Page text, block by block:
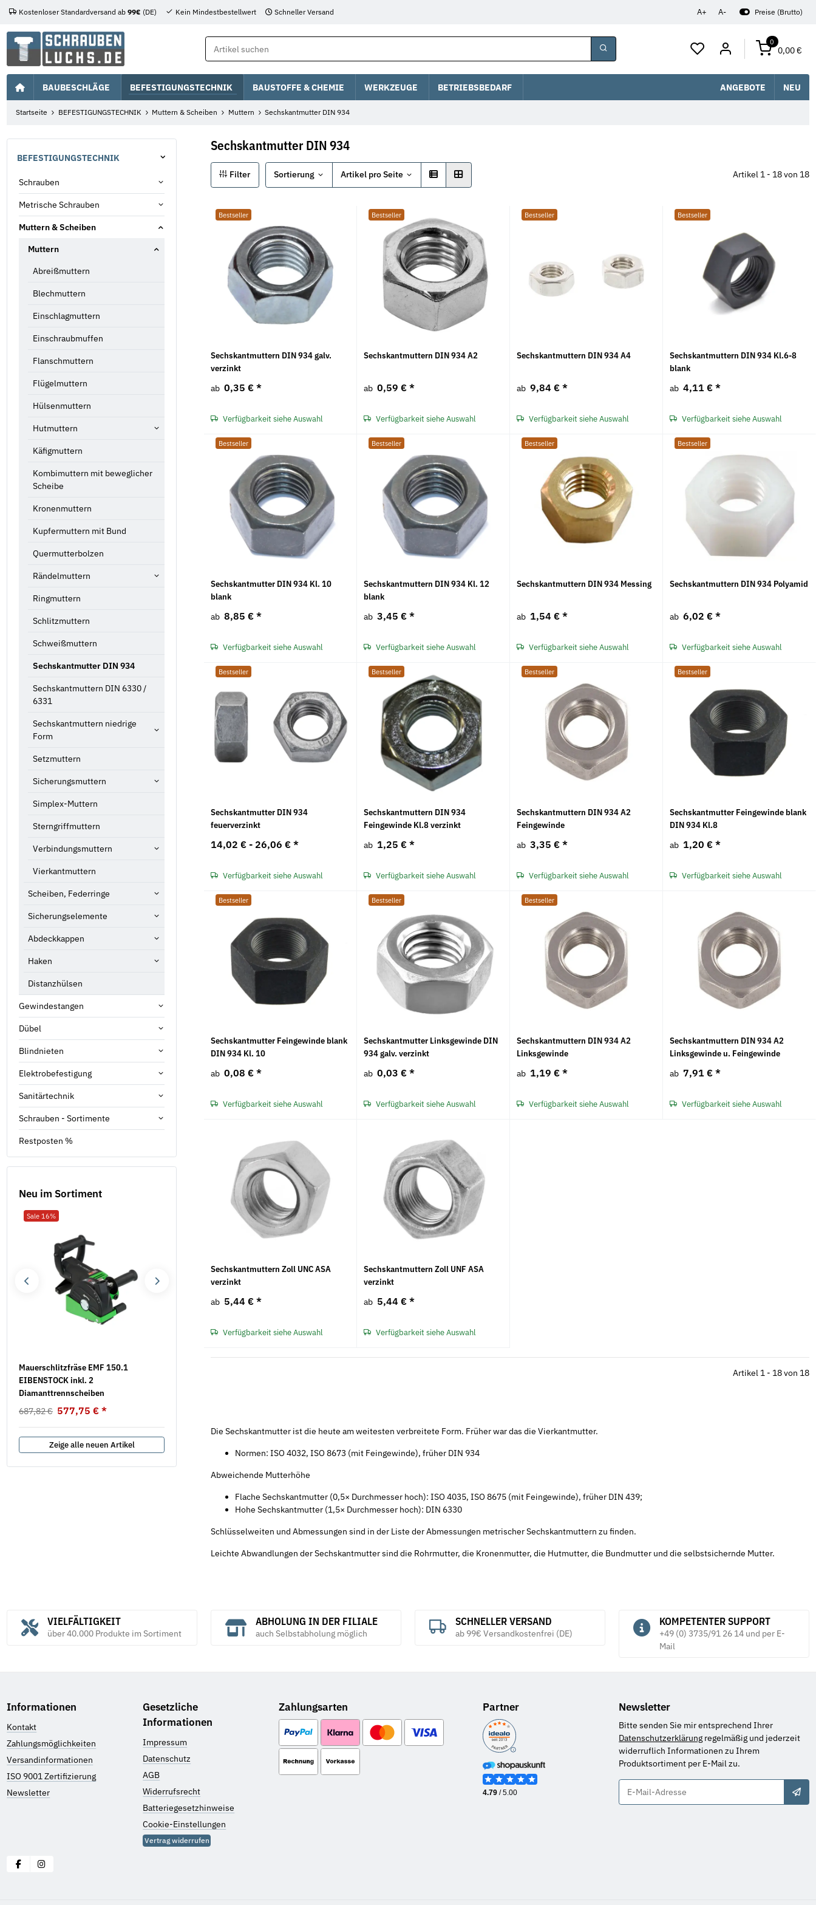
A+ A- Preise (Brutto)
Kostenloser Standardversand ab 99€ (DE) Kein Mindestbestellwert Schneller Versand
0
0,00 €
BAUBESCHLÄGE BEFESTIGUNGSTECHNIK BAUSTOFFE & CHEMIE WERKZEUGE BETRIEBSBEDARF ANGEBOTE NEU
Startseite BEFESTIGUNGSTECHNIK Muttern & Scheiben Muttern Sechskantmutter DIN 934
Sechskantmutter DIN 934
Filter Sortierung Artikel pro Seite Artikel 1 - 18 von 18
Bestseller
Sechskantmuttern DIN 934 galv.
verzinkt
ab 0,35 € *
Verfügbarkeit siehe Auswahl
Bestseller
Sechskantmuttern DIN 934 A2
ab 0,59 € *
Verfügbarkeit siehe Auswahl
Bestseller
Sechskantmuttern DIN 934 A4
ab 9,84 € *
Verfügbarkeit siehe Auswahl
Bestseller
Sechskantmuttern DIN 934 Kl.6-8
blank
ab 4,11 € *
Verfügbarkeit siehe Auswahl
Bestseller
Sechskantmutter DIN 934 Kl. 10
blank
ab 8,85 € *
Verfügbarkeit siehe Auswahl
Bestseller
Sechskantmuttern DIN 934 Kl. 12
blank
ab 3,45 € *
Verfügbarkeit siehe Auswahl
Bestseller
Sechskantmuttern DIN 934 Messing
ab 1,54 € *
Verfügbarkeit siehe Auswahl
Bestseller
Sechskantmuttern DIN 934 Polyamid
ab 6,02 € *
Verfügbarkeit siehe Auswahl
Bestseller
Sechskantmutter DIN 934
feuerverzinkt
14,02 € - 26,06 €*
Verfügbarkeit siehe Auswahl
Bestseller
Sechskantmuttern DIN 934
Feingewinde Kl.8 verzinkt
ab 1,25 € *
Verfügbarkeit siehe Auswahl
Bestseller
Sechskantmuttern DIN 934 A2
Feingewinde
ab 3,35 € *
Verfügbarkeit siehe Auswahl
Bestseller
Sechskantmutter Feingewinde blank
DIN 934 Kl.8
ab 1,20 € *
Verfügbarkeit siehe Auswahl
Bestseller
Sechskantmutter Feingewinde blank
DIN 934 Kl. 10
ab 0,08 € *
Verfügbarkeit siehe Auswahl
Bestseller
Sechskantmutter Linksgewinde DIN
934 galv. verzinkt
ab 0,03 € *
Verfügbarkeit siehe Auswahl
Bestseller
Sechskantmuttern DIN 934 A2
Linksgewinde
ab 1,19 € *
Verfügbarkeit siehe Auswahl
Sechskantmuttern DIN 934 A2
Linksgewinde u. Feingewinde
ab 7,91 € *
Verfügbarkeit siehe Auswahl
Sechskantmuttern Zoll UNC ASA
verzinkt
ab 5,44 € *
Verfügbarkeit siehe Auswahl
Sechskantmuttern Zoll UNF ASA
verzinkt
ab 5,44 € *
Verfügbarkeit siehe Auswahl
Artikel 1 - 18 von 18
Die Sechskantmutter ist die heute am weitesten verbreitete Form. Früher war das die Vierkantmutter.
Normen: ISO 4032, ISO 8673 (mit Feingewinde), früher DIN 934
Abweichende Mutterhöhe
Flache Sechskantmutter (0,5× Durchmesser hoch): ISO 4035, ISO 8675 (mit Feingewinde), früher DIN 439;
Hohe Sechskantmutter (1,5× Durchmesser hoch): DIN 6330
Schlüsselweiten und Abmessungen sind in der Liste der Abmessungen metrischer Sechskantmuttern zu finden.
Leichte Abwandlungen der Sechskantmutter sind die Rohrmutter, die Kronenmutter, die Hutmutter, die Bundmutter und die selbstsichernde Mutter.
BEFESTIGUNGSTECHNIK
Schrauben
Metrische Schrauben
Muttern & Scheiben
Muttern
Abreißmuttern
Blechmuttern
Einschlagmuttern
Einschraubmuffen
Flanschmuttern
Flügelmuttern
Hülsenmuttern
Hutmuttern
Käfigmuttern
Kombimuttern mit beweglicher
Scheibe
Kronenmuttern
Kupfermuttern mit Bund
Quermutterbolzen
Rändelmuttern
Ringmuttern
Schlitzmuttern
Schweißmuttern
Sechskantmutter DIN 934
Sechskantmuttern DIN 6330 /
6331
Sechskantmuttern niedrige
Form
Setzmuttern
Sicherungsmuttern
Simplex-Muttern
Sterngriffmuttern
Verbindungsmuttern
Vierkantmuttern
Scheiben, Federringe
Sicherungselemente
Abdeckkappen
Haken
Distanzhülsen
Gewindestangen
Dübel
Blindnieten
Elektrobefestigung
Sanitärtechnik
Schrauben - Sortimente
Restposten %
Neu im Sortiment
Sale 16%
Mauerschlitzfräse EMF 150.1
EIBENSTOCK inkl. 2
Diamanttrennscheiben
687,82 € 577,75 € *
Zeige alle neuen Artikel
VIELFÄLTIGKEIT
über 40.000 Produkte im Sortiment
ABHOLUNG IN DER FILIALE
auch Selbstabholung möglich
SCHNELLER VERSAND
ab 99€ Versandkostenfrei (DE)
KOMPETENTER SUPPORT
+49 (0) 3735/91 26 14 und per E-
Mail
Informationen
Kontakt
Zahlungsmöglichkeiten
Versandinformationen
ISO 9001 Zertifizierung
Newsletter
Gesetzliche
Informationen
Impressum
Datenschutz
AGB
Widerrufsrecht
Batteriegesetzhinweise
Cookie-Einstellungen
Vertrag widerrufen
Zahlungsarten Partner Newsletter
Bitte senden Sie mir entsprechend Ihrer
Datenschutzerklärung regelmäßig und jederzeit
widerruflich Informationen zu Ihrem
Produktsortiment per E-Mail zu.